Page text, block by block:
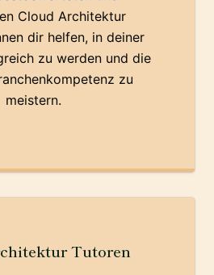
Cloud Architektur
dir helfen, in deiner
zu werden und die
zu
meistern.
Tutoren